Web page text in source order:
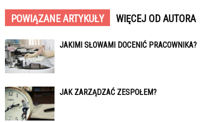
POWIĄZANE ARTYKUŁY WIĘCEJ OD AUTORA
JAKIMI SŁOWAMI DOCENIĆ PRACOWNIKA?
JAK ZARZĄDZAĆ ZESPOŁEM?